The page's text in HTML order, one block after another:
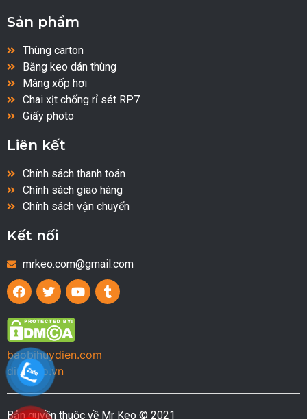
Sản phẩm
Thùng carton
Băng keo dán thùng
Màng xốp hơi
Chai xịt chống rỉ sét RP7
Giấy photo
Liên kết
Chính sách thanh toán
Chính sách giao hàng
Chính sách vận chuyển
Kết nối
mrkeo.com@gmail.com
baobihuydien.com
dinhbao.vn
Bản quyền thuộc về Mr Keo © 2021